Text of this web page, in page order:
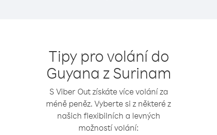
Tipy pro volání do
Guyana z Surinam
S Viber Out získáte více volání za
méně peněz. Vyberte si z některé z
našich flexibilních a levných
možností volání: